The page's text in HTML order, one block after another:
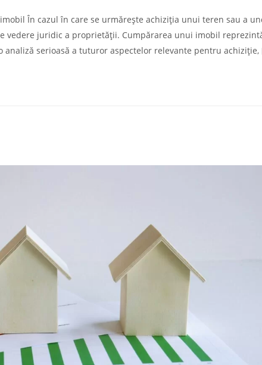
În cazul în care se urmărește achiziția unui teren sau a
vedere juridic a proprietății. Cumpărarea unui imobil
serioasă a tuturor aspectelor relevante pentru